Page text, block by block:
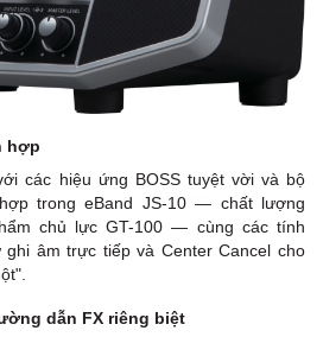
hợp
các hiệu ứng BOSS tuyệt vời và bộ
trong eBand JS-10 — chất lượng
chủ lực GT-100 — cùng các tính
âm trực tiếp và Center Cancel cho
dẫn FX riêng biệt